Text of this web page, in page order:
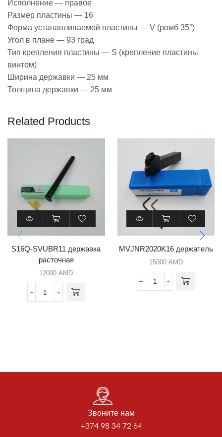
Исполнение — правое
Размер пластины — 16
Форма устанавливаемой пластины — V (ромб 35°)
Угол в плане — 93 град
Тип крепления пластины — S (крепление пластины
винтом)
Ширина державки — 25 мм
Толщина державки — 25 мм
Related Products
S16Q-SVUBR11 державка
расточная
12000AMD
MVJNR2020K16 держатель
15000 AMD
Звоните нам
+374 98 34 72 64